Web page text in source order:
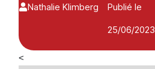
Nathalie Klimberg
Publié le
25/06/2023
<